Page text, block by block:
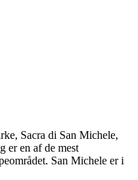
Sacra di San Michele,
er en af de mest
San Michele er i